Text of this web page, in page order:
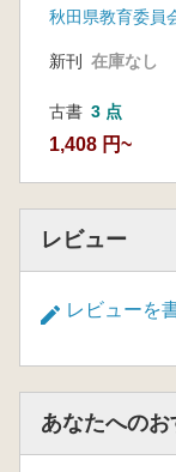
新刊 在庫なし
古書 3 点
1,408 円~
レビュー
レビューを
あなたへのお